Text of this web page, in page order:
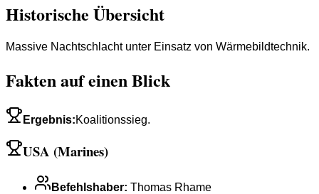
Historische Übersicht
Massive Nachtschlacht unter Einsatz von Wärmebildtechnik.
Fakten auf einen Blick
Ergebnis:Koalitionssieg.
USA (Marines)
Befehlshaber: Thomas Rhame